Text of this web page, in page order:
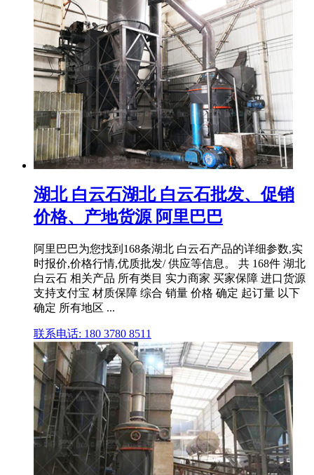
湖北 白云石湖北 白云石批发、促销
价格、产地货源 阿里巴巴
阿里巴巴为您找到168条湖北 白云石产品的详细参数,实
时报价,价格行情,优质批发/ 供应等信息。 共 168件 湖北
白云石 相关产品 所有类目 实力商家 买家保障 进口货源
支持支付宝 材质保障 综合 销量 价格 确定 起订量 以下
确定 所有地区 ...
联系电话: 180 3780 8511